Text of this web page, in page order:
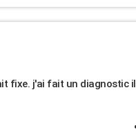
fixe. j'ai fait un diagnostic il